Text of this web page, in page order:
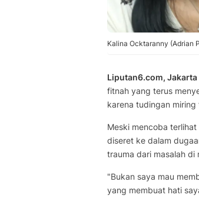
Kalina Ocktaranny (Adrian
Liputan6.com, Jakarta
fitnah yang terus
karena tudingan
Meski mencoba
diseret ke dalam
trauma dari masalah di
"Bukan saya mau
yang membuat hati